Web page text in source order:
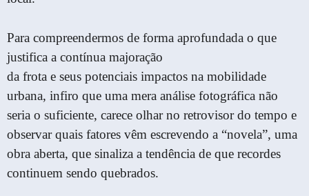
Para compreendermos de forma aprofundada o que
justifica a contínua majoração
da frota e seus potenciais impactos na mobilidade
urbana, infiro que uma mera análise fotográfica não
seria o suficiente, carece olhar no retrovisor do tempo e
observar quais fatores vêm escrevendo a “novela”, uma
obra aberta, que sinaliza a tendência de que recordes
continuem sendo quebrados.